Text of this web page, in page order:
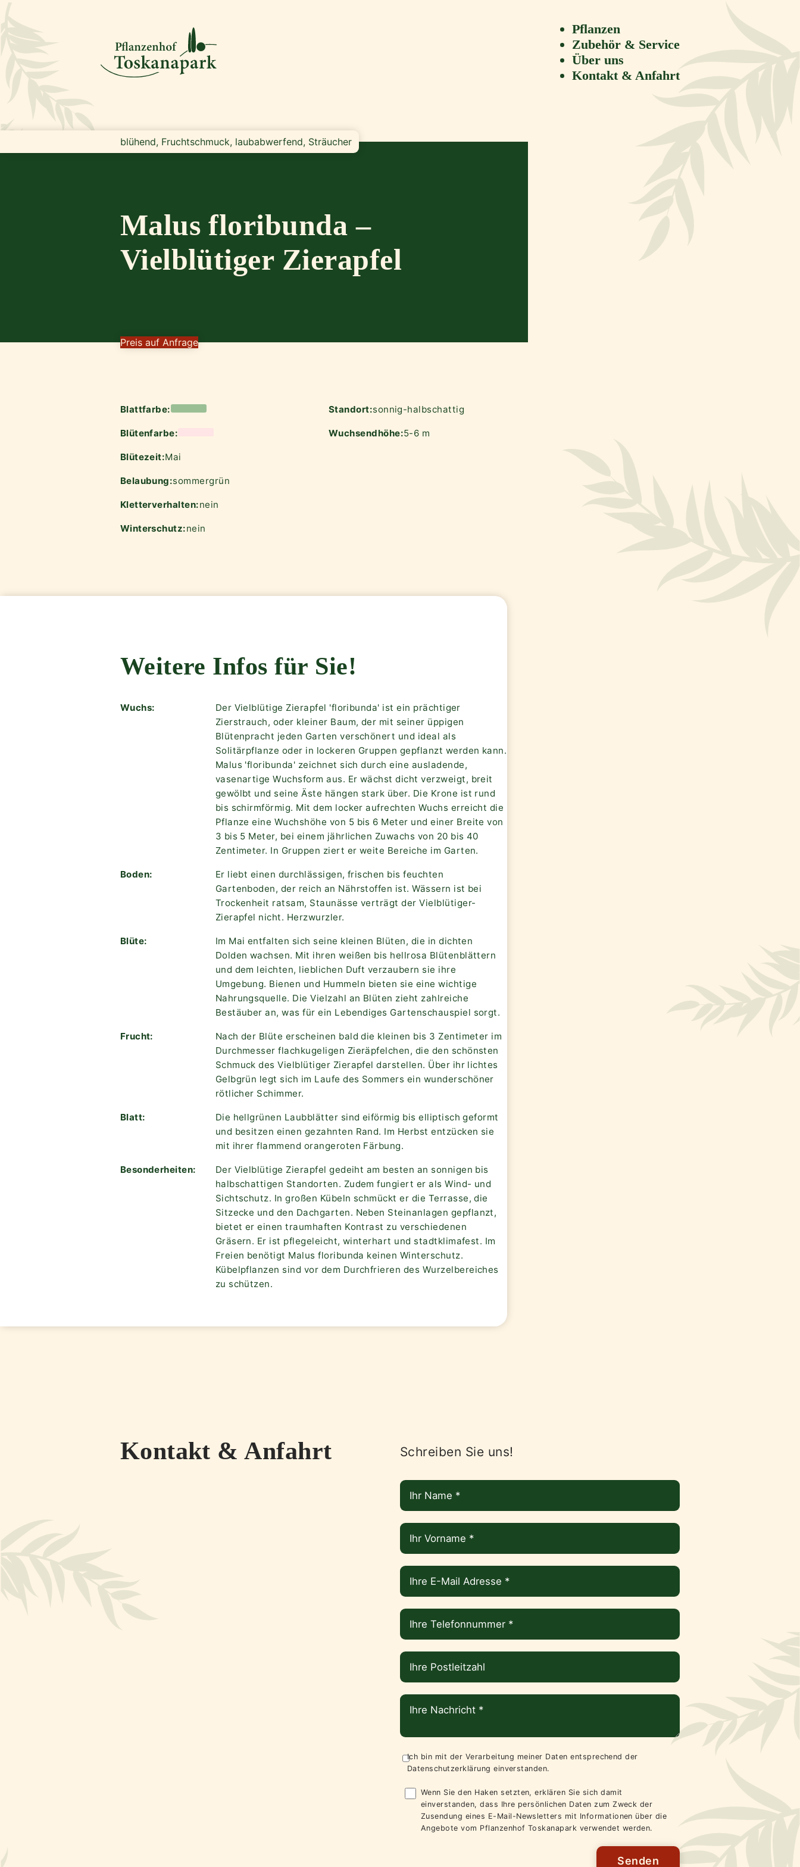
Pflanzen
Zubehör & Service
Über uns
Kontakt & Anfahrt
blühend, Fruchtschmuck, laubabwerfend, Sträucher
Malus floribunda –
Vielblütiger Zierapfel
Preis auf Anfrage
Blattfarbe:
Blütenfarbe:
Standort:sonnig-halbschattig
Wuchsendhöhe:5-6 m
Blütezeit:Mai
Belaubung:sommergrün
Kletterverhalten:nein
Winterschutz:nein
Weitere Infos für Sie!
Wuchs:
Der Vielblütige Zierapfel 'floribunda' ist ein prächtiger
Zierstrauch, oder kleiner Baum, der mit seiner üppigen
Blütenpracht jeden Garten verschönert und ideal als
Solitärpflanze oder in lockeren Gruppen gepflanzt werden kann.
Malus 'floribunda' zeichnet sich durch eine ausladende,
vasenartige Wuchsform aus. Er wächst dicht verzweigt, breit
gewölbt und seine Äste hängen stark über. Die Krone ist rund
bis schirmförmig. Mit dem locker aufrechten Wuchs erreicht die
Pflanze eine Wuchshöhe von 5 bis 6 Meter und einer Breite von
3 bis 5 Meter, bei einem jährlichen Zuwachs von 20 bis 40
Zentimeter. In Gruppen ziert er weite Bereiche im Garten.
Boden:
Er liebt einen durchlässigen, frischen bis feuchten
Gartenboden, der reich an Nährstoffen ist. Wässern ist bei
Trockenheit ratsam, Staunässe verträgt der Vielblütiger-
Zierapfel nicht. Herzwurzler.
Blüte:
Im Mai entfalten sich seine kleinen Blüten, die in dichten
Dolden wachsen. Mit ihren weißen bis hellrosa Blütenblättern
und dem leichten, lieblichen Duft verzaubern sie ihre
Umgebung. Bienen und Hummeln bieten sie eine wichtige
Nahrungsquelle. Die Vielzahl an Blüten zieht zahlreiche
Bestäuber an, was für ein Lebendiges Gartenschauspiel sorgt.
Frucht:
Nach der Blüte erscheinen bald die kleinen bis 3 Zentimeter im
Durchmesser flachkugeligen Zieräpfelchen, die den schönsten
Schmuck des Vielblütiger Zierapfel darstellen. Über ihr lichtes
Gelbgrün legt sich im Laufe des Sommers ein wunderschöner
rötlicher Schimmer.
Blatt:
Die hellgrünen Laubblätter sind eiförmig bis elliptisch geformt
und besitzen einen gezahnten Rand. Im Herbst entzücken sie
mit ihrer flammend orangeroten Färbung.
Besonderheiten:
Der Vielblütige Zierapfel gedeiht am besten an sonnigen bis
halbschattigen Standorten. Zudem fungiert er als Wind- und
Sichtschutz. In großen Kübeln schmückt er die Terrasse, die
Sitzecke und den Dachgarten. Neben Steinanlagen gepflanzt,
bietet er einen traumhaften Kontrast zu verschiedenen
Gräsern. Er ist pflegeleicht, winterhart und stadtklimafest. Im
Freien benötigt Malus floribunda keinen Winterschutz.
Kübelpflanzen sind vor dem Durchfrieren des Wurzelbereiches
zu schützen.
Kontakt & Anfahrt Schreiben Sie uns!
Ich bin mit der Verarbeitung meiner Daten entsprechend der
Datenschutzerklärung einverstanden.
Wenn Sie den Haken setzten, erklären Sie sich damit
einverstanden, dass Ihre persönlichen Daten zum Zweck der
Zusendung eines E-Mail-Newsletters mit Informationen über die
Angebote vom Pflanzenhof Toskanapark verwendet werden.
Senden